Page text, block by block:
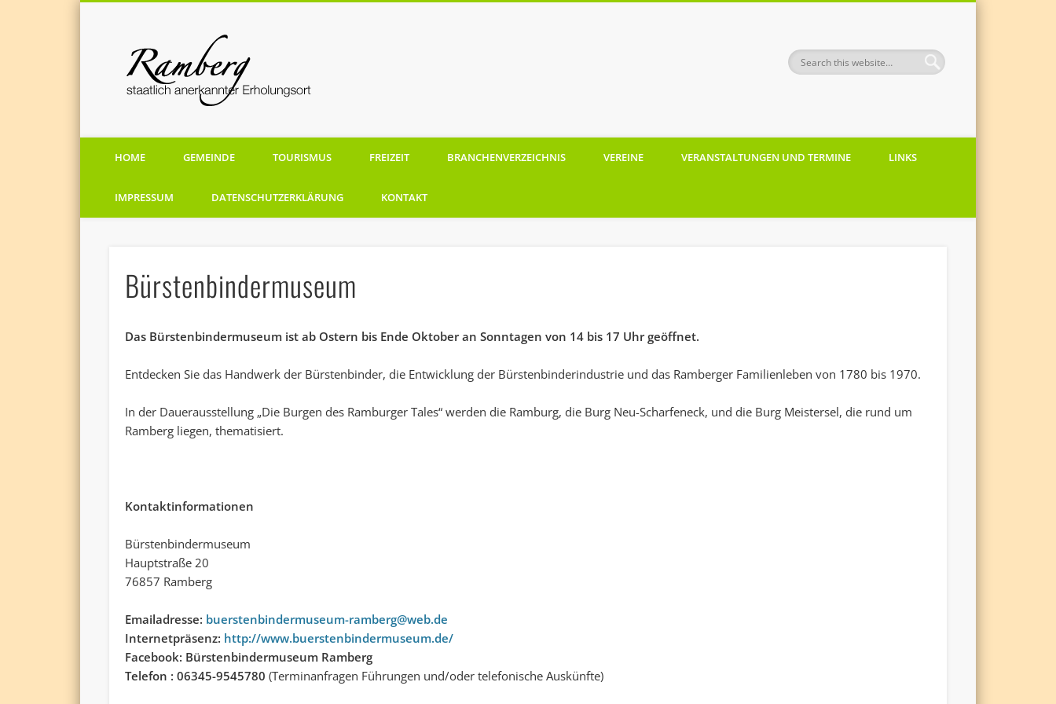
staatlich anerkannten Erholungsort
HOME GEMEINDE TOURISMUS FREIZEIT BRANCHENVERZEICHNIS VEREINE VERANSTALTUNGEN UND TERMINE LINKS
IMPRESSUM DATENSCHUTZERKLÄRUNG KONTAKT
Bürstenbindermuseum
Das Bürstenbindermuseum ist ab Ostern bis Ende Oktober an Sonntagen von 14 bis 17 Uhr geöffnet.
Entdecken Sie das Handwerk der Bürstenbinder, die Entwicklung der Bürstenbinderindustrie und das Ramberger Familienleben von 1780 bis 1970.
In der Dauerausstellung „Die Burgen des Ramburger Tales“ werden die Ramburg, die Burg Neu-Scharfeneck, und die Burg Meistersel, die rund um
Ramberg liegen, thematisiert.
Kontaktinformationen
Bürstenbindermuseum
Hauptstraße 20
76857 Ramberg
Emailadresse: buerstenbindermuseum-ramberg@web.de
Internetpräsenz: http://www.buerstenbindermuseum.de/
Facebook: Bürstenbindermuseum Ramberg
Telefon : 06345-9545780 (Terminanfragen Führungen und/oder telefonische Auskünfte)